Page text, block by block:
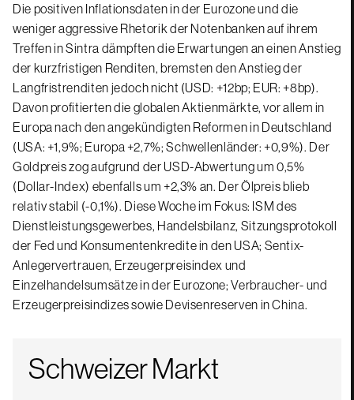
Die positiven Inflationsdaten in der Eurozone und die
weniger aggressive Rhetorik der Notenbanken auf ihrem
Treffen in Sintra dämpften die Erwartungen an einen Anstieg
der kurzfristigen Renditen, bremsten den Anstieg der
Langfristrenditen jedoch nicht (USD: +12bp; EUR: +8bp).
Davon profitierten die globalen Aktienmärkte, vor allem in
Europa nach den angekündigten Reformen in Deutschland
(USA: +1,9%; Europa +2,7%; Schwellenländer: +0,9%). Der
Goldpreis zog aufgrund der USD-Abwertung um 0,5%
(Dollar-Index) ebenfalls um +2,3% an. Der Ölpreis blieb
relativ stabil (-0,1%). Diese Woche im Fokus: ISM des
Dienstleistungsgewerbes, Handelsbilanz, Sitzungsprotokoll
der Fed und Konsumentenkredite in den USA; Sentix-
Anlegervertrauen, Erzeugerpreisindex und
Einzelhandelsumsätze in der Eurozone; Verbraucher- und
Erzeugerpreisindizes sowie Devisenreserven in China.
Schweizer Markt